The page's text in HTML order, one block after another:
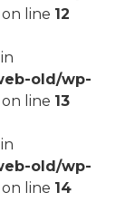
on line 12
old/wp-
on line 13
old/wp-
on line 14